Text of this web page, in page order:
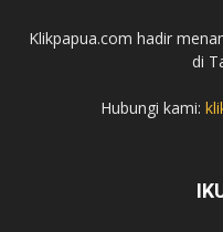
Klikpapua.com hadir
di
Hubungi kami: